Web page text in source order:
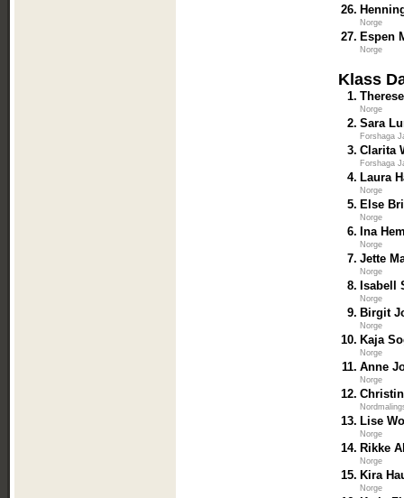
26.
Norge
27. Espen
Norge
Klass
1.
Norge
2. Sara
Forshaga
3. Clarita
Forshaga
4. Laura
Norge
5. Else
Norge
6. Ina
Norge
7. Jette
Norge
8. Isabell
Norge
9. Birgit
Norge
10. Kaja
Norge
11. Anne
Norge
12.
13. Lise
Norge
14. Rikke
Norge
15. Kira
Norge